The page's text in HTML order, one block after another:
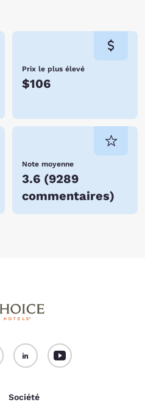
Prix le plus élevé
$106
Note moyenne
3.6 (9289
commentaires)
Société